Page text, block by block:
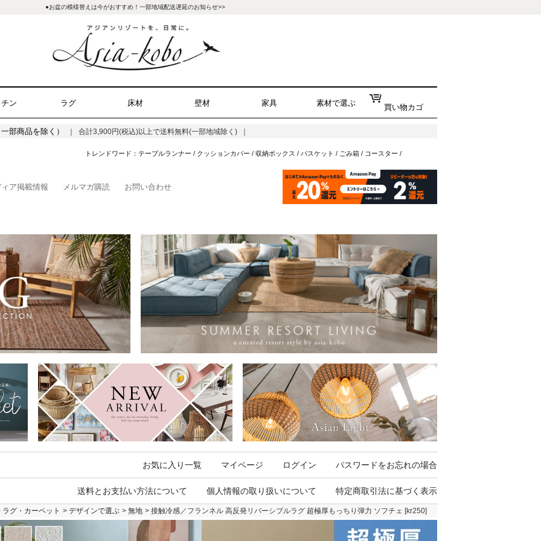
●お盆の模様替えは今がおすすめ！一部地域配送遅延のお知らせ>>
ン ラグ 床材 壁材 家具 素材で選ぶ 買い物カゴ
部商品を除く） ｜ 合計3,900円(税込)以上で送料無料(一部地域除く) ｜
トレンドワード： テーブルランナー / クッションカバー / 収納ボックス / バスケット / ごみ箱/ コースター /
ア掲載情報 メルマガ購読 お問い合わせ
お気に入り一覧 マイページ ログイン パスワードをお忘れの場合
送料とお支払い方法について 個人情報の取り扱いについて 特定商取引法に基づく表示
ラグ・カーペット デザインで選ぶ 無地 接触冷感／フランネル 高反発リバーシブルラグ 超極厚もっちり弾力 ソフチェ [kr250]